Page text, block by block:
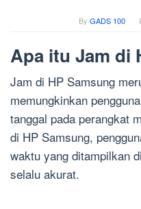
By GADS 100
Apa itu Jam di
Jam di HP Samsung
memungkinkan
tanggal pada perangkat
di HP Samsung,
waktu yang ditampilkan
selalu akurat.